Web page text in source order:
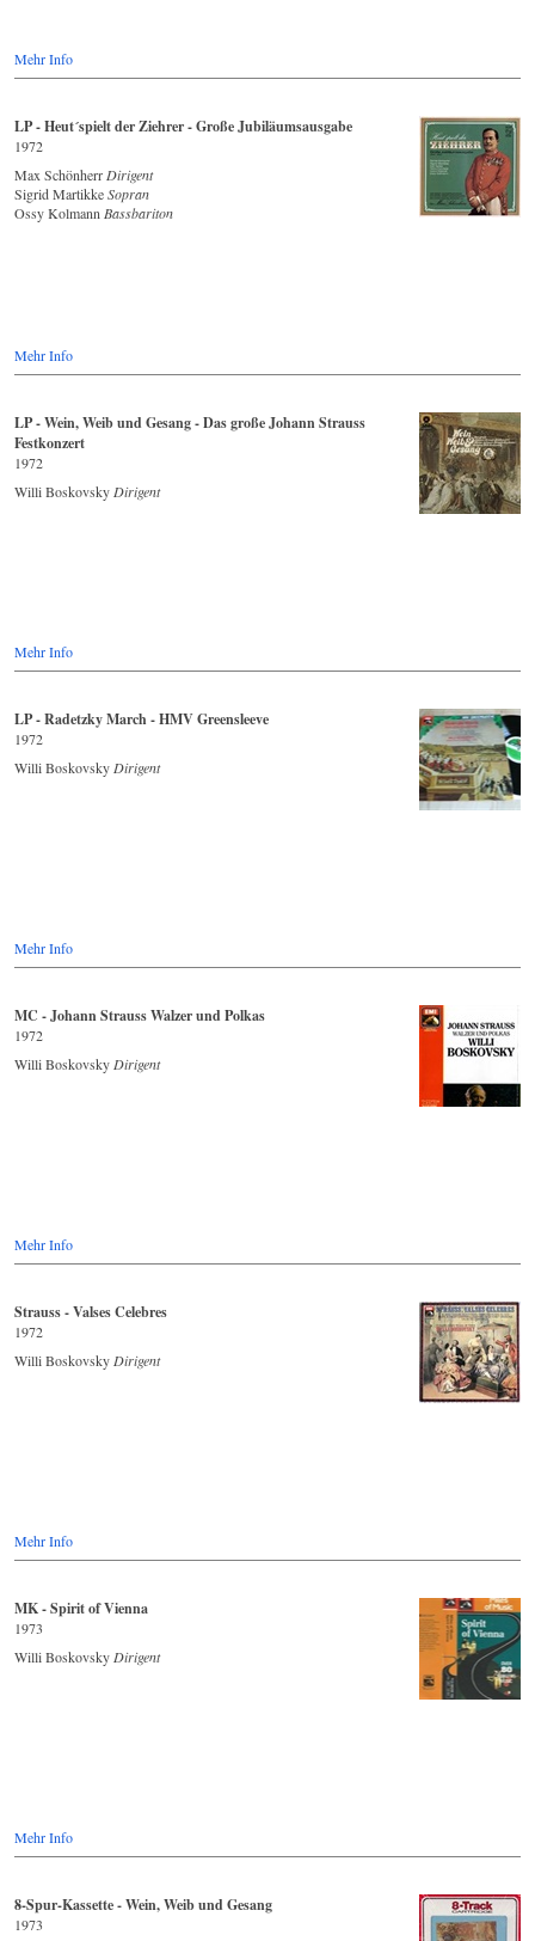
Mehr Info
LP - Heut´spielt der Ziehrer - Große Jubiläumsausgabe
1972
Max Schönherr Dirigent
Sigrid MartikkeSopran
Ossy Kolmann Bassbariton
Mehr Info
LP - Wein, Weib und Gesang - Das große Johann Strauss
Festkonzert
1972
Willi Boskovsky Dirigent
Mehr Info
LP - Radetzky March - HMV Greensleeve
1972
Willi Boskovsky Dirigent
Mehr Info
MC - Johann Strauss Walzer und Polkas
1972
Willi Boskovsky Dirigent
Mehr Info
Strauss - Valses Celebres
1972
Willi Boskovsky Dirigent
Mehr Info
MK - Spirit of Vienna
1973
Willi Boskovsky Dirigent
Mehr Info
8-Spur-Kassette - Wein, Weib und Gesang
1973